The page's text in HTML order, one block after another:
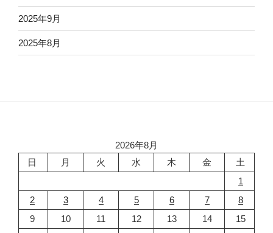
2025年9月
2025年8月
2026年8月
日
月 火 水 木 金
土
1
2
3 4 5 6 7
8
9
10 11 12 13 14
15